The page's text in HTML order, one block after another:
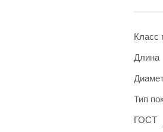
Класс
Длина
Тип
ГОСТ